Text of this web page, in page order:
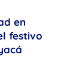
en
festivo